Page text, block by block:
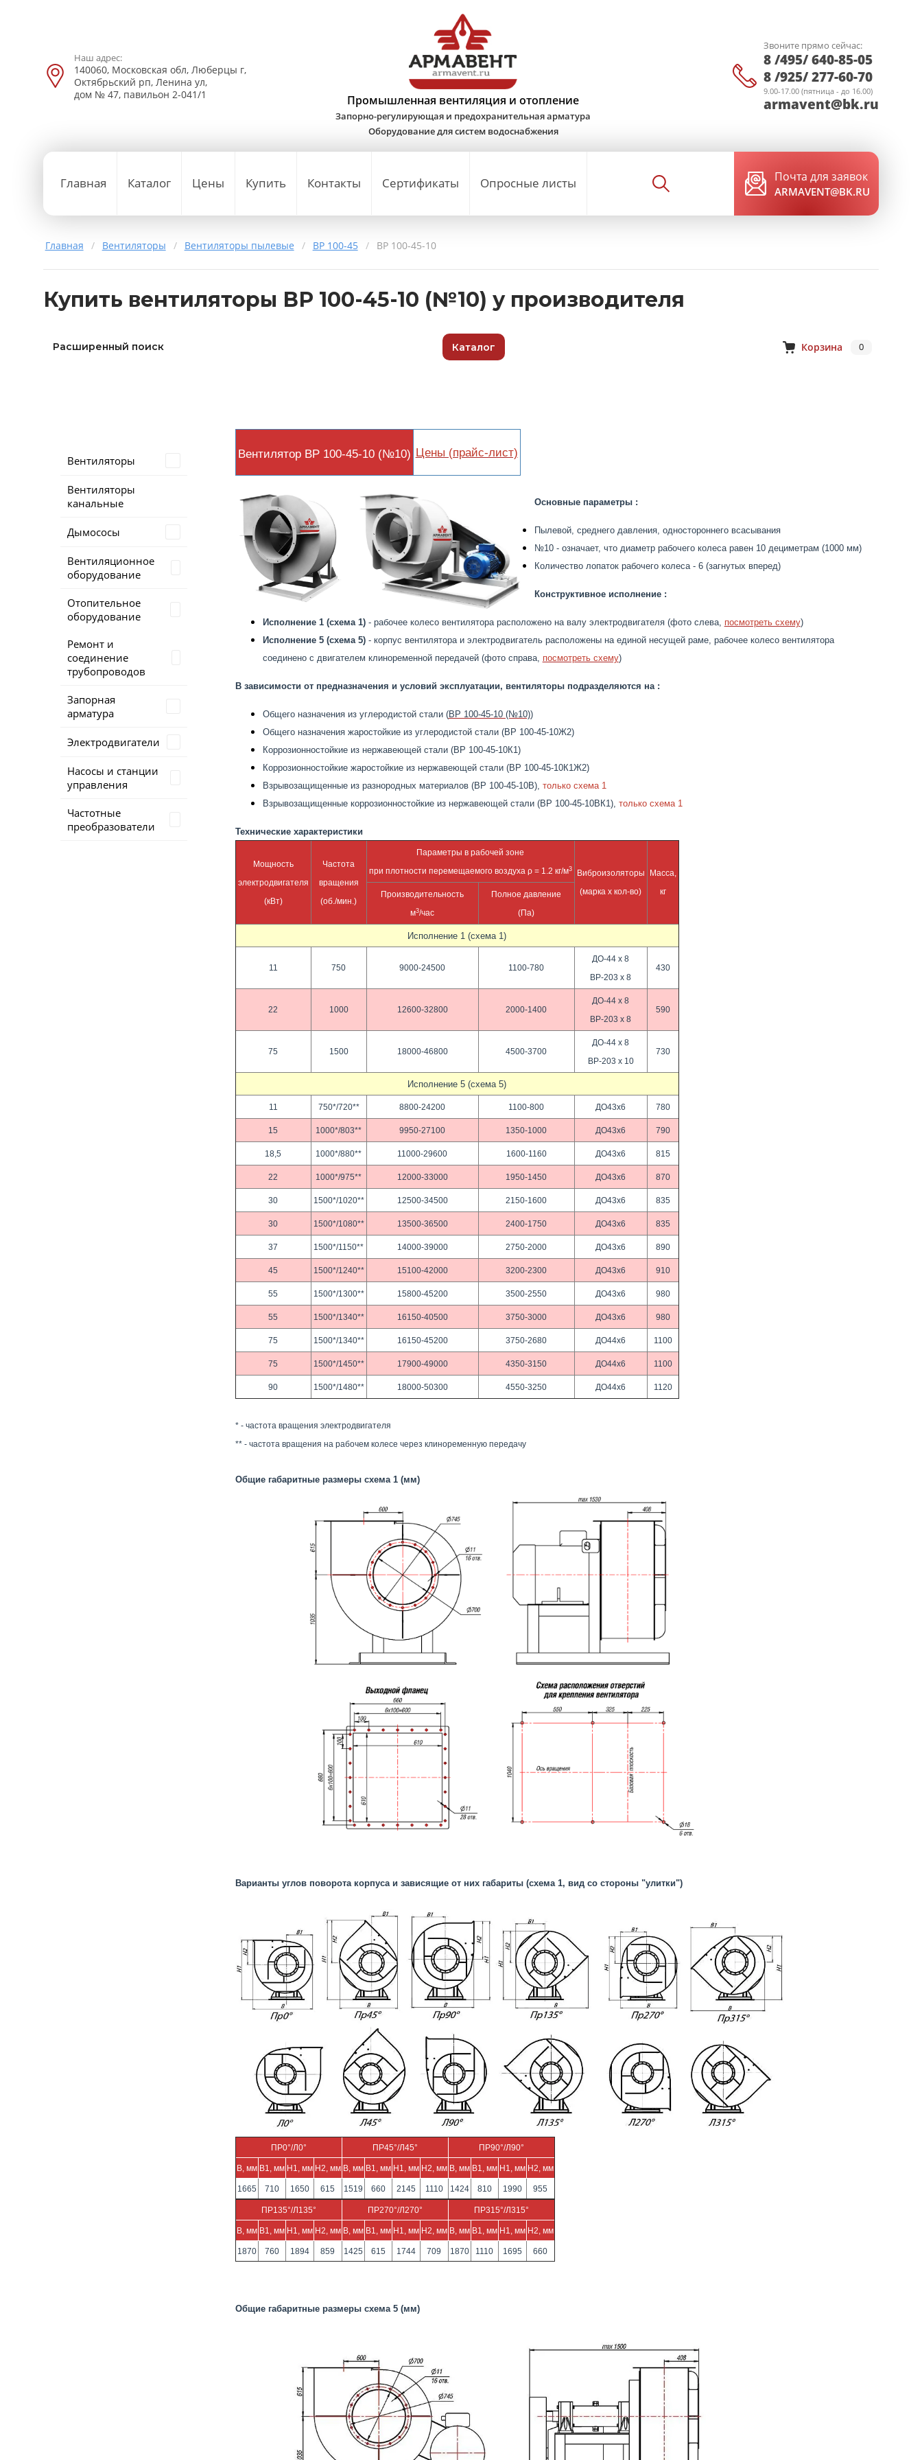
Наш адрес:
140060, Московская обл, Люберцы г,
Октябрьский рп, Ленина ул,
дом № 47, павильон 2-041/1
Промышленная вентиляция и отопление
Запорно-регулирующая и предохранительная арматура
Оборудование для систем водоснабжения
Звоните прямо сейчас:
8 /495/ 640-85-05
8 /925/ 277-60-70
9.00-17.00 (пятница - до 16.00)
armavent@bk.ru
Главная Каталог Цены Купить Контакты Сертификаты Опросные листы Почта для заявок
ARMAVENT@BK.RU
Главная / Вентиляторы / Вентиляторы пылевые / ВР 100-45 / ВР 100-45-10
Купить вентиляторы ВР 100-45-10 (№10) у производителя
Расширенный поиск Каталог Корзина 0
Вентиляторы
Вентиляторы
канальные
Дымососы
Вентиляционное
оборудование
Отопительное
оборудование
Ремонт и
соединение
трубопроводов
Запорная
арматура
Электродвигатели
Насосы и станции
управления
Частотные
преобразователи
Вентилятор ВР 100-45-10 (№10) Цены (прайс-лист)
Основные параметры :
Пылевой, среднего давления, одностороннего всасывания
№10 - означает, что диаметр рабочего колеса равен 10 дециметрам (1000 мм)
Количество лопаток рабочего колеса - 6 (загнутых вперед)
Конструктивное исполнение :
Исполнение 1 (схема 1)- рабочее колесо вентилятора расположено на валу электродвигателя (фото слева, посмотреть схему)
Исполнение 5 (схема 5)- корпус вентилятора и электродвигатель расположены на единой несущей раме, рабочее колесо вентилятора
соединено с двигателем клиноременной передачей (фото справа, посмотреть схему)
В зависимости от предназначения и условий эксплуатации, вентиляторы подразделяются на :
Общего назначения из углеродистой стали (ВР 100-45-10 (№10))
Общего назначения жаростойкие из углеродистой стали (ВР 100-45-10Ж2)
Коррозионностойкие из нержавеющей стали (ВР 100-45-10К1)
Коррозионностойкие жаростойкие из нержавеющей стали (ВР 100-45-10К1Ж2)
Взрывозащищенные из разнородных материалов (ВР 100-45-10В), только схема 1
Взрывозащищенные коррозионностойкие из нержавеющей стали (ВР 100-45-10ВК1), только схема 1
Технические характеристики
Мощность
электродвигателя
(кВт)
Частота
вращения
(об./мин.)
Параметры в рабочей зоне
при плотности перемещаемого воздуха ρ = 1.2 кг/м3
Виброизоляторы
(марка х кол-во)
Масса,
кг
Производительность
м3/час
Полное давление
(Па)
Исполнение 1 (схема 1)
11 750 9000-24500 1100-780
ДО-44 х 8
ВР-203 х 8
430
22 1000 12600-32800 2000-1400
ДО-44 х 8
ВР-203 х 8
590
75 1500 18000-46800 4500-3700
ДО-44 х 8
ВР-203 х 10
730
Исполнение 5 (схема 5)
11 750*/720** 8800-24200 1100-800 ДО43х6 780
15 1000*/803** 9950-27100 1350-1000 ДО43х6 790
18,5 1000*/880** 11000-29600 1600-1160 ДО43х6 815
22 1000*/975** 12000-33000 1950-1450 ДО43х6 870
30 1500*/1020** 12500-34500 2150-1600 ДО43х6 835
30 1500*/1080** 13500-36500 2400-1750 ДО43х6 835
37 1500*/1150** 14000-39000 2750-2000 ДО43х6 890
45 1500*/1240** 15100-42000 3200-2300 ДО43х6 910
55 1500*/1300** 15800-45200 3500-2550 ДО43х6 980
55 1500*/1340** 16150-40500 3750-3000 ДО43х6 980
75 1500*/1340** 16150-45200 3750-2680 ДО44х6 1100
75 1500*/1450** 17900-49000 4350-3150 ДО44х6 1100
90 1500*/1480** 18000-50300 4550-3250 ДО44х6 1120
* - частота вращения электродвигателя
** - частота вращения на рабочем колесе через клиноременную передачу
Общие габаритные размеры схема 1 (мм)
Варианты углов поворота корпуса и зависящие от них габариты (схема 1, вид со стороны "улитки")
ПР0°/Л0° ПР45°/Л45° ПР90°/Л90°
B, мм B1, мм H1, мм H2, мм B, мм B1, мм H1, мм H2, мм B, мм B1, мм H1, мм H2, мм
1665 710 1650 615 1519 660 2145 1110 1424 810 1990 955
ПР135°/Л135° ПР270°/Л270° ПР315°/Л315°
B, мм B1, мм H1, мм H2, мм B, мм B1, мм H1, мм H2, мм B, мм B1, мм H1, мм H2, мм
1870 760 1894 859 1425 615 1744 709 1870 1110 1695 660
Общие габаритные размеры схема 5 (мм)